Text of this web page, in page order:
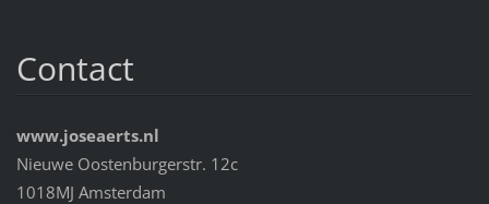
Contact
www.joseaerts.nl
Nieuwe Oostenburgerstr. 12c
1018MJ Amsterdam